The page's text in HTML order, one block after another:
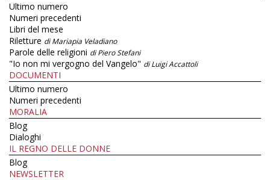
Ultimo numero
Numeri precedenti
Libri del mese
Riletture di Mariapia Veladiano
Parole delle religioni di Piero Stefani
"Io non mi vergogno del Vangelo" di Luigi Accattoli
DOCUMENTI
Ultimo numero
Numeri precedenti
MORALIA
Blog
Dialoghi
IL REGNO DELLE DONNE
Blog
NEWSLETTER